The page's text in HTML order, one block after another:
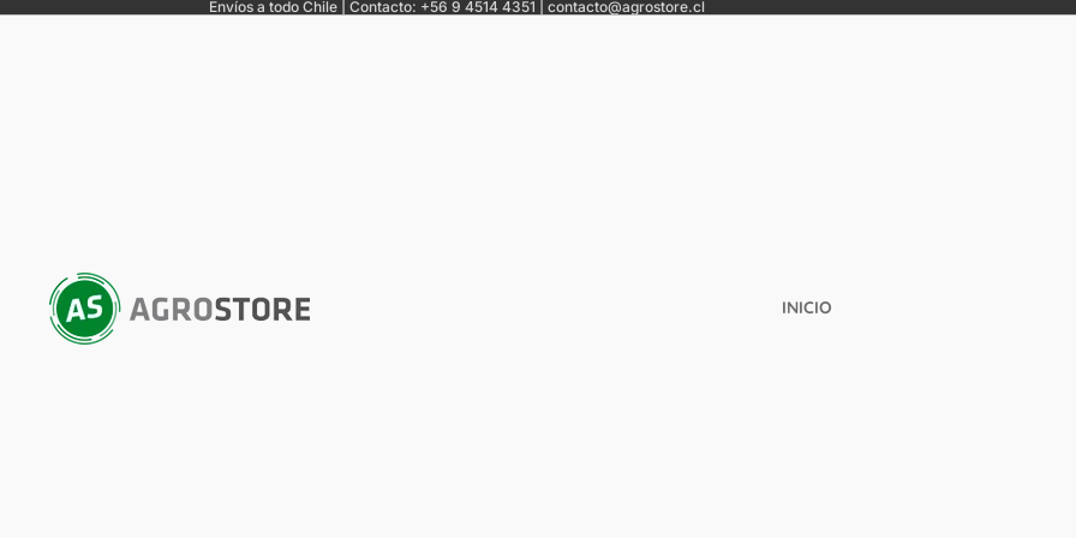
Envíos a todo Chile | Contacto: +56 9 4514 4351 | contacto@agrostore.cl
INICIO